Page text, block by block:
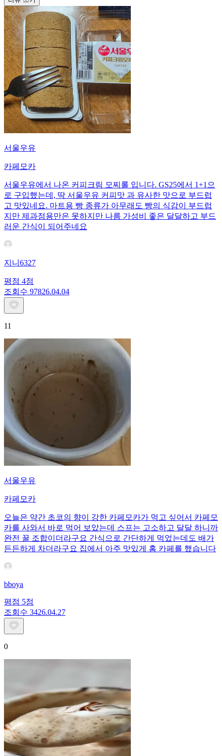
서울우유
카페모카
서울우유에서 나온 커피크림 모찌롤 입니다. GS25에서 1+1으
로 구입했는데, 딱 서울우유 커피맛 과 유사한 맛으로 부드럽
고 맛있네요. 마트용 빵 종류가 아무래도 빵의 식감이 부드럽
지만 제과점용만은 못하지만 나름 가성비 좋은 달달하고 부드
러운 간식이 되어주네요
지니6327
평점 4점
조회수 97826.04.04
11
서울우유
카페모카
오늘은 약간 초코의 향이 강한 카페모카가 먹고 싶어서 카페모
카를 사와서 바로 먹어 보았는데 스프는 고소하고 달달 하니까
완전 꿀 조합이더라구요 간식으로 간단하게 먹었는데도 배가
든든하게 차더라구요 집에서 아주 맛있게 홈 카페를 했습니다
bboya
평점 5점
조회수 3426.04.27
0